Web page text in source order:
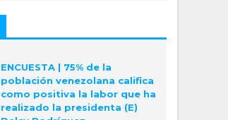
ENCUESTA | 75% de la
población venezolana califica
como positiva la labor que ha
realizado la presidenta (E)